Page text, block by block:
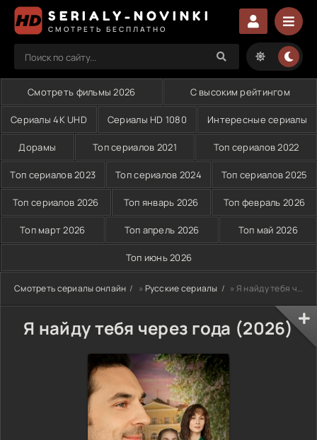
SERIALY-NOVINKI
СМОТРЕТЬ БЕСПЛАТНО
Смотреть фильмы 2026 С высоким рейтингом
Сериалы 4K UHD Сериалы HD 1080 Интересные сериалы
Дорамы Топ сериалов 2021 Топ сериалов 2022
Топ сериалов 2023 Топ сериалов 2024 Топ сериалов 2025
Топ сериалов 2026 Топ январь 2026 Топ февраль 2026
Топ март 2026 Топ апрель 2026 Топ май 2026
Топ июнь 2026
Смотреть сериалы онлайн » Русские сериалы » Я найду тебя через года (2026)
Я найду тебя через года (2026)